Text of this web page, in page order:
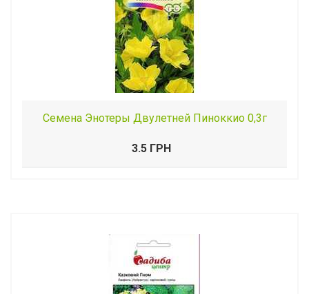
Семена Энотеры Двулетней Пиноккио 0,3г
3.5 ГРН